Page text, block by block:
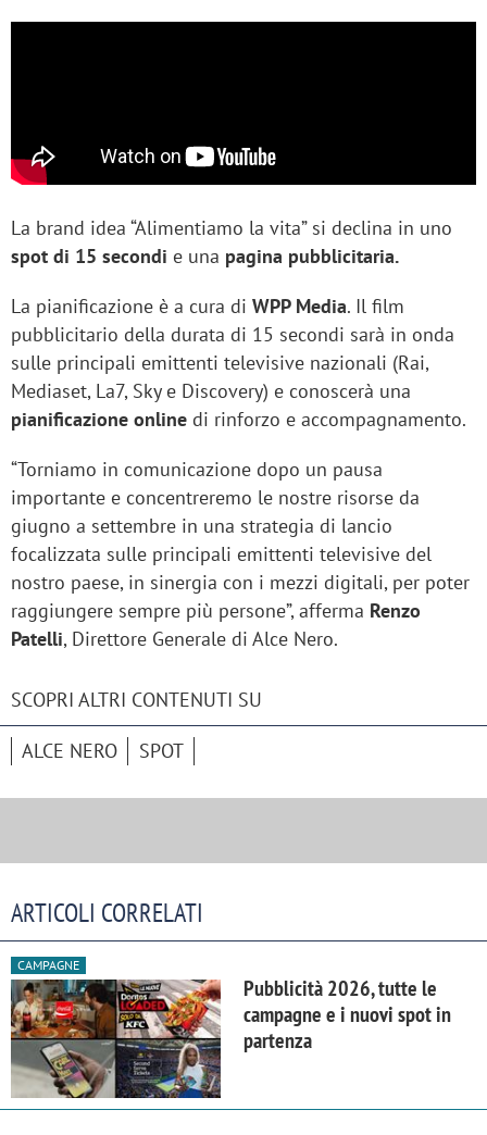
La brand idea “Alimentiamo la vita” si declina in uno
spot di 15 secondi e una pagina pubblicitaria.
La pianificazione è a cura di WPP Media. Il film
pubblicitario della durata di 15 secondi sarà in onda
sulle principali emittenti televisive nazionali (Rai,
Mediaset, La7, Sky e Discovery) e conoscerà una
pianificazione online di rinforzo e accompagnamento.
“Torniamo in comunicazione dopo un pausa
importante e concentreremo le nostre risorse da
giugno a settembre in una strategia di lancio
focalizzata sulle principali emittenti televisive del
nostro paese, in sinergia con i mezzi digitali, per poter
raggiungere sempre più persone”, afferma Renzo
Patelli, Direttore Generale di Alce Nero.
SCOPRI ALTRI CONTENUTI SU
ALCE NERO SPOT
ARTICOLI CORRELATI
CAMPAGNE
Pubblicità 2026, tutte le
campagne e i nuovi spot in
partenza